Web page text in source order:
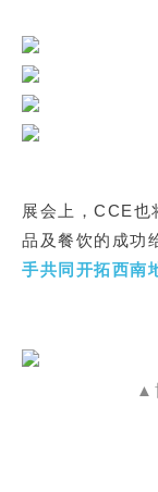
展会上，CCE也
品及餐饮的成功
手共同开拓西南
▲